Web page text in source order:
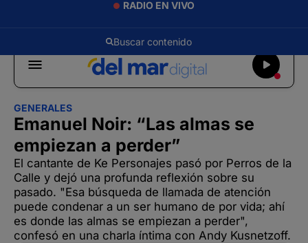
RADIO EN VIVO
GENERALES
Emanuel Noir: “Las almas se
empiezan a perder”
El cantante de Ke Personajes pasó por Perros de la
Calle y dejó una profunda reflexión sobre su
pasado. "Esa búsqueda de llamada de atención
puede condenar a un ser humano de por vida; ahí
es donde las almas se empiezan a perder",
confesó en una charla íntima con Andy Kusnetzoff.